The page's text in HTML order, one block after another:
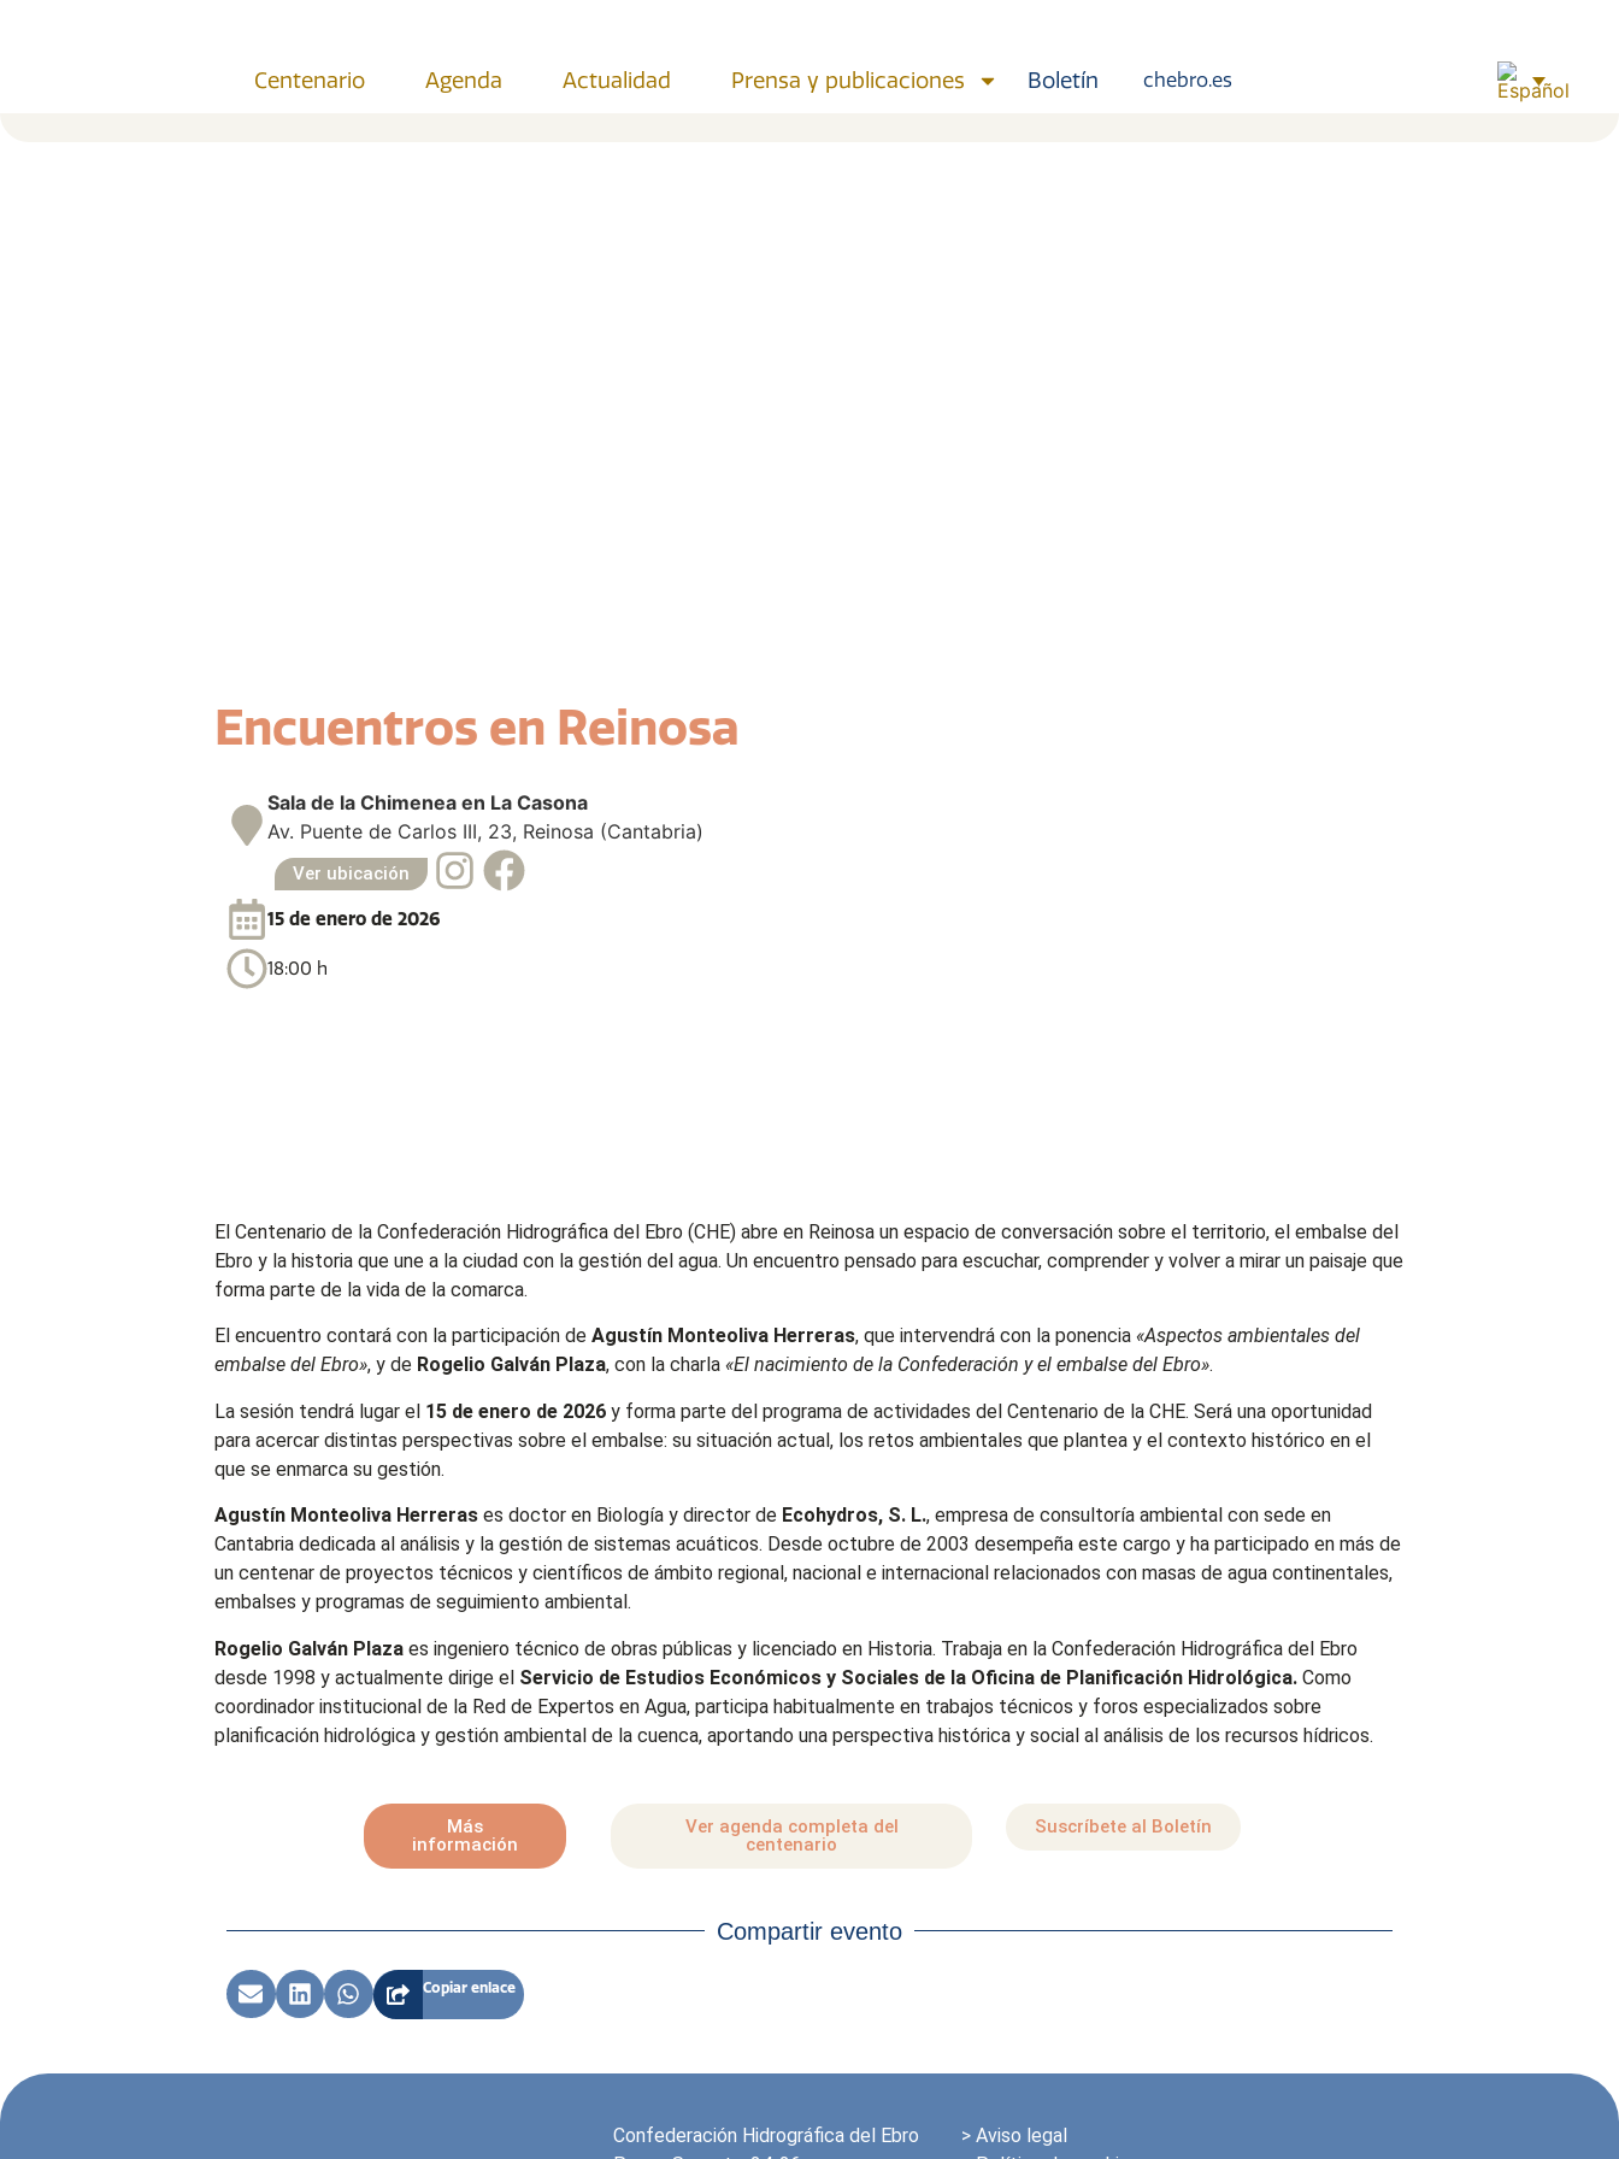
Centenario Agenda Actualidad Prensa y publicaciones Boletín chebro.es
Encuentros en Reinosa
Sala de la Chimenea en La Casona
Av. Puente de Carlos III, 23, Reinosa (Cantabria)
Ver ubicación
15 de enero de 2026
18:00 h
El Centenario de la Confederación Hidrográfica del Ebro (CHE) abre en Reinosa un espacio de conversación sobre el territorio, el embalse del
Ebro y la historia que une a la ciudad con la gestión del agua. Un encuentro pensado para escuchar, comprender y volver a mirar un paisaje que
forma parte de la vida de la comarca.
El encuentro contará con la participación de Agustín Monteoliva Herreras, que intervendrá con la ponencia «Aspectos ambientales del
embalse del Ebro», y de Rogelio Galván Plaza, con la charla «El nacimiento de la Confederación y el embalse del Ebro».
La sesión tendrá lugar el 15 de enero de 2026 y forma parte del programa de actividades del Centenario de la CHE. Será una oportunidad
para acercar distintas perspectivas sobre el embalse: su situación actual, los retos ambientales que plantea y el contexto histórico en el
que se enmarca su gestión.
Agustín Monteoliva Herreras es doctor en Biología y director de Ecohydros, S. L., empresa de consultoría ambiental con sede en
Cantabria dedicada al análisis y la gestión de sistemas acuáticos. Desde octubre de 2003 desempeña este cargo y ha participado en más de
un centenar de proyectos técnicos y científicos de ámbito regional, nacional e internacional relacionados con masas de agua continentales,
embalses y programas de seguimiento ambiental.
Rogelio Galván Plaza es ingeniero técnico de obras públicas y licenciado en Historia. Trabaja en la Confederación Hidrográfica del Ebro
desde 1998 y actualmente dirige el Servicio de Estudios Económicos y Sociales de la Oficina de Planificación Hidrológica. Como
coordinador institucional de la Red de Expertos en Agua, participa habitualmente en trabajos técnicos y foros especializados sobre
planificación hidrológica y gestión ambiental de la cuenca, aportando una perspectiva histórica y social al análisis de los recursos hídricos.
Más
información
Ver agenda completa del
centenario
Suscríbete al Boletín
Compartir evento
Copiar enlace
Confederación Hidrográfica del Ebro
> Aviso legal